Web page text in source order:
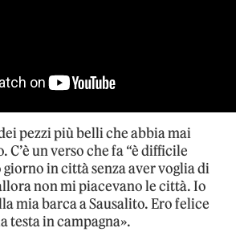
pezzi più belli che abbia mai
C’è un verso che fa “è difficile
giorno in città senza aver voglia di
non mi piacevano le città. Io
mia barca a Sausalito. Ero felice
testa in campagna».